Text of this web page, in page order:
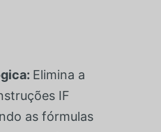
Elimina a
IF
as fórmulas